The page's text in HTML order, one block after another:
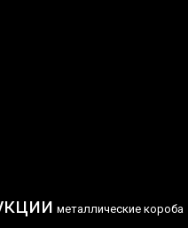
металлические короба